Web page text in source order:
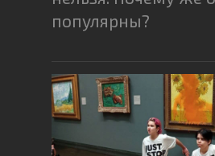
популярны?